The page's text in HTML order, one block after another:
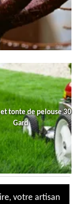
tonte de pelouse 30
Gard
votre artisan